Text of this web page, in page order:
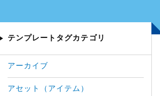
テンプレートタグカテゴリ
アーカイブ
アセット（アイテム）